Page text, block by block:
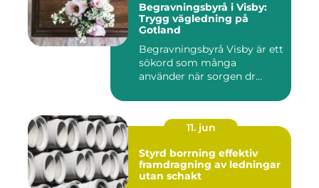
Begravningsbyrå i Visby:
Trygg vägledning på
Gotland
Begravningsbyrå Visby är ett
sökord som många
använder när sorgen dr...
11. jun
Styrd borrning effektiv
framdragning av ledningar
utan schakt